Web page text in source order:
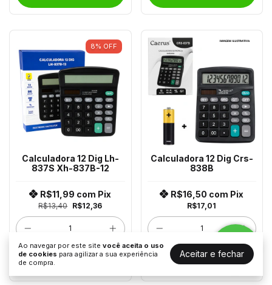
Ao navegar por este site você aceita o uso
de cookies para agilizar a sua experiência
de compra.
Aceitar e fechar
8% OFF
Calculadora 12 Dig Lh-
837S Xh-837B-12
R$13,40 R$12,36
R$11,99 com Pix
ADICIONAR AO
Calculadora 12 Dig Crs-
838B
R$17,01
R$16,50 com Pix
ADICIONAR AO
CARRINHO